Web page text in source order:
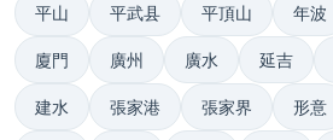
平山 平武县 平頂山 年波
廈門 廣州 廣水 延吉
建水 張家港 張家界 形意